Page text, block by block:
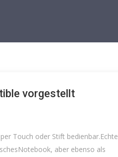
vorgestellt
Touch oder Stift bedienbar.Echte
aber ebenso als